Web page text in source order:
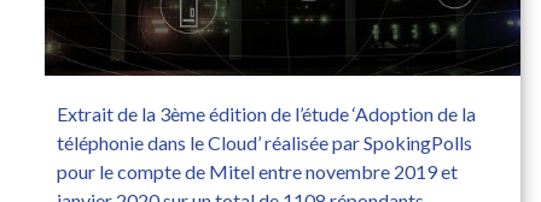
Extrait de la 3ème édition de l’étude ‘Adoption de la
téléphonie dans le Cloud’ réalisée par SpokingPolls
pour le compte de Mitel entre novembre 2019 et